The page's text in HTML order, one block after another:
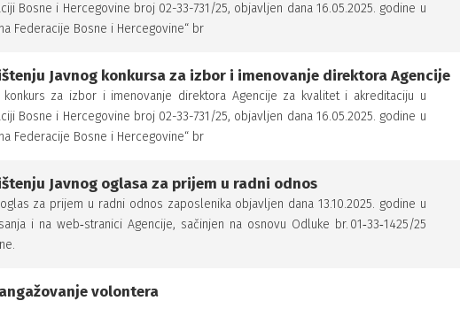
Bosne i Hercegovine broj 02-33-731/25, objavljen dana 16.05.2025. godine u
Federacije Bosne i Hercegovine“ br
Javnog konkursa za izbor i imenovanje direktora Agencije
konkurs za izbor i imenovanje direktora Agencije za kvalitet i akreditaciju u
Bosne i Hercegovine broj 02-33-731/25, objavljen dana 16.05.2025. godine u
Federacije Bosne i Hercegovine“ br
Javnog oglasa za prijem u radni odnos
za prijem u radni odnos zaposlenika objavljen dana 13.10.2025. godine u
i na web‑stranici Agencije, sačinjen na osnovu Odluke br. 01‑33‑1425/25
volontera